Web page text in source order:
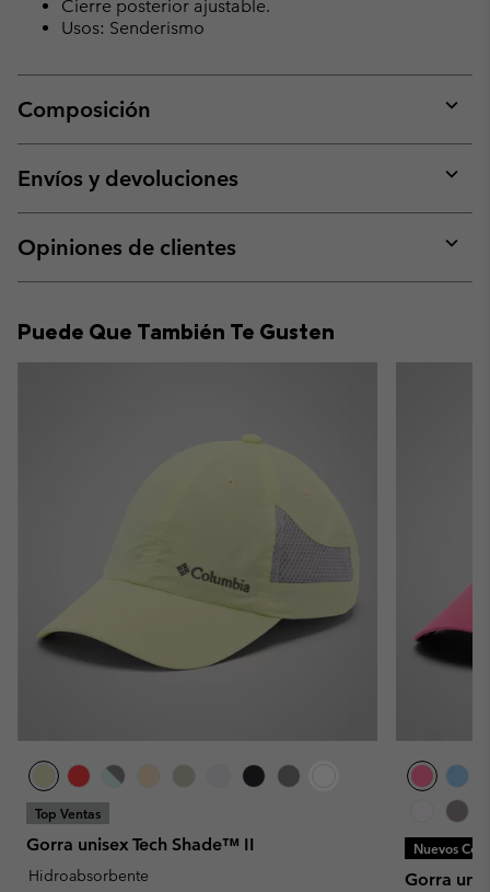
Cierre posterior ajustable.
Usos: Senderismo
Composición
or
Envíos y devoluciones
or
Opiniones de clientes
or
Puede Que También Te Gusten
Top Ventas
Gorra unisex Tech Shade™ II
Hidroabsorbente
Nuevos
Gorra